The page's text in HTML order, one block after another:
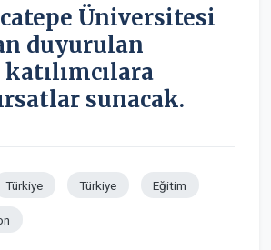
Üniversitesi
duyurulan
sunacak.
Türkiye Türkiye Eğitim